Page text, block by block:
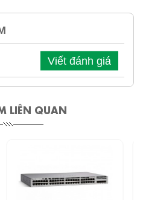
Viết đánh giá
LIÊN QUAN